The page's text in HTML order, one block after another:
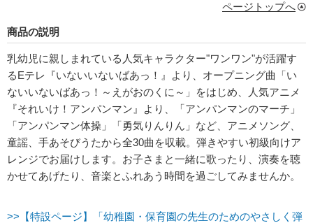
ページトップへ
商品の説明
乳幼児に親しまれている人気キャラクター"ワンワン"が活躍す
るEテレ『いないいないばあっ！』より、オープニング曲「い
ないいないばあっ！～えがおのくに～」をはじめ、人気アニメ
『それいけ！アンパンマン』より、「アンパンマンのマーチ」
「アンパンマン体操」「勇気りんりん」など、アニメソング、
童謡、手あそびうたから全30曲を収載。弾きやすい初級向けア
レンジでお届けします。お子さまと一緒に歌ったり、演奏を聴
かせてあげたり、音楽とふれあう時間を過ごしてみませんか。
>>【特設ページ】「幼稚園・保育園の先生のためのやさしく弾